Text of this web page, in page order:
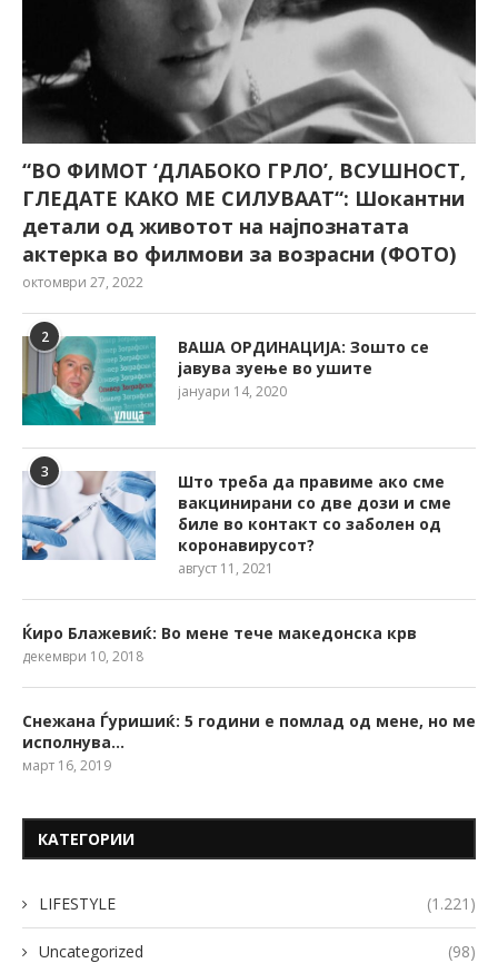
“ВО ФИМОТ ‘ДЛАБОКО ГРЛО’, ВСУШНОСТ,
ГЛЕДАТЕ КАКО МЕ СИЛУВААТ“: Шокантни
детали од животот на најпознатата
актерка во филмови за возрасни (ФОТО)
октомври 27, 2022
2
ВАША ОРДИНАЦИЈА: Зошто се
јавува зуење во ушите
јануари 14, 2020
3
Што треба да правиме ако сме
вакцинирани со две дози и сме
биле во контакт со заболен од
коронавирусот?
август 11, 2021
Ќиро Блажевиќ: Во мене тече македонска крв
декември 10, 2018
Снежана Ѓуришиќ: 5 години е помлад од мене, но ме
исполнува…
март 16, 2019
КАТЕГОРИИ
LIFESTYLE (1.221)
Uncategorized (98)